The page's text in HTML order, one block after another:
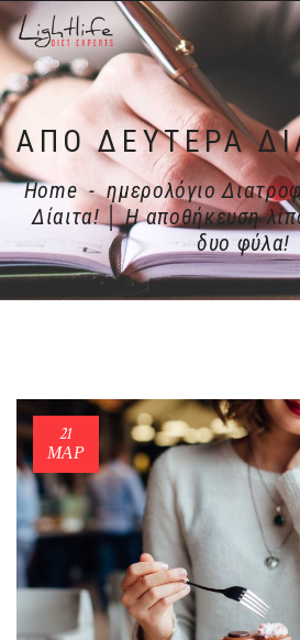
Home - ημερολόγιο
Δίαιτα! │ Η αποθήκευση
δυο φύλα!
21
ΜΑΡ